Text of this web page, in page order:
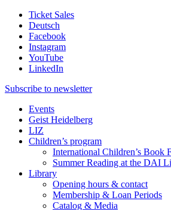
Ticket Sales
Deutsch
Facebook
Instagram
YouTube
LinkedIn
Subscribe to newsletter
Events
Geist Heidelberg
LIZ
Children’s program
International Children’s Book
Summer Reading at the DAI
Library
Opening hours & contact
Membership & Loan Periods
Catalog & Media